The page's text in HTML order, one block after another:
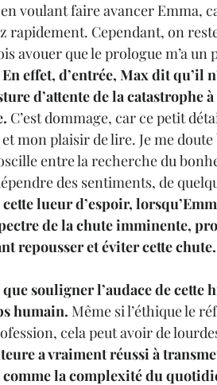
voulant faire avancer Emma,
rapidement. Cependant, on
avouer que le prologue m’a
En effet, d’entrée, Max dit qu’il
d’attente de la catastrophe
C’est dommage, car ce petit
mon plaisir de lire. Je me doute
entre la recherche du
des sentiments, de
cette lueur d’espoir,
de la chute imminente,
repousser et éviter cette chute.
que souligner l’audace de cette
humain. Même si l’éthique le
cela peut avoir de
a vraiment réussi à
la complexité du